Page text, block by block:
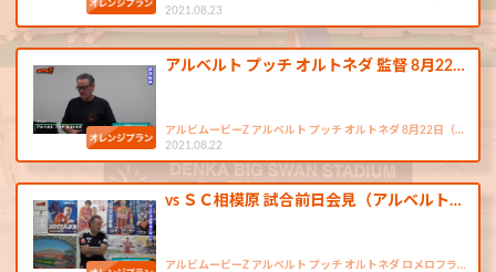
2021.08.23
アルベルト プッチ オルトネダ 監督 8月22…
アルビムービーZ アルベルト プッチ オルトネダ 8月22日（…
2021.08.22
vs ＳＣ相模原 試合前日会見（アルベルト…
アルビムービーZ アルベルト プッチ オルトネダ ロメロフラ…